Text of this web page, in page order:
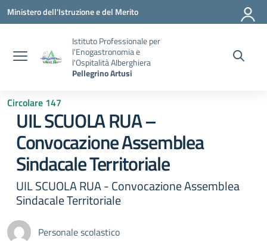
Vai ai contenuti
Vai al menu di navigazione
Vai al footer
Ministero dell'Istruzione e del Merito
Istituto Professionale per
l'Enogastronomia e
l'Ospitalità Alberghiera
Pellegrino Artusi
Circolare 147
UIL SCUOLA RUA –
Convocazione Assemblea
Sindacale Territoriale
UIL SCUOLA RUA - Convocazione Assemblea
Sindacale Territoriale
Personale scolastico